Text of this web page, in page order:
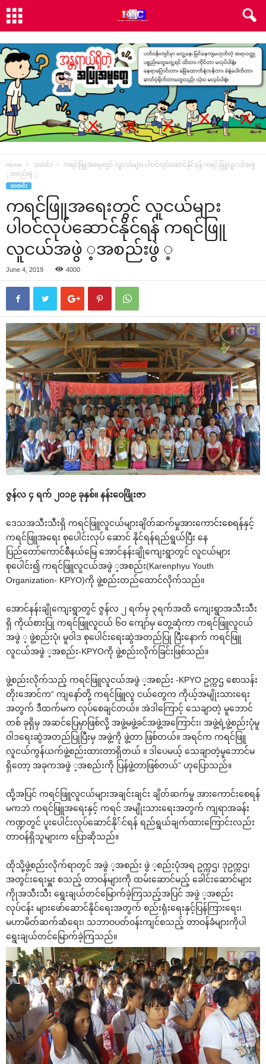
Home သတင်း
ကရင်ဖြူအ‌ရေးတွင် လူငယ်များ ပါဝင်လုပ်‌ဆောင်နိုင်ရန် ကရင်ဖြူလူငယ်အဖွဲ
့အစည်းဖွဲ ့
သတင်း
ကရင်ဖြူအ‌ရေးတွင် လူငယ်များ
ပါဝင်လုပ်‌ဆောင်နိုင်ရန် ကရင်ဖြူ
လူငယ်အဖွဲ ့အစည်းဖွဲ ့
June 4, 2019 4000
ဇွန်လ ၄ ရက် ၂၀၁၉ ခုနှစ်။ နန်း‌ဝေဖြိုးဇာ
‌ဒေသအသီးသီးရှိ ကရင်ဖြူလူငယ်များချိတ်ဆက်မှုအား‌ကောင်း‌စေရန်နှင့်
ကရင်ဖြူအ‌ရေး စု‌ပေါင်းလုပ် ‌ဆောင် နိုင်ရန်ရည်ရွယ်ပြီး ‌နေ
ပြည်‌တော်‌ကောင်စီနယ်‌မြေ ‌အောင်နန်းချို‌ကျေးရွာတွင် လူငယ်များ
စု‌ပေါင်း၍ ကရင်ဖြူလူငယ်အဖွဲ ့အစည်း(Karenphyu Youth
Organization- KPYO)ကို ဖွဲ့စည်းတည်‌ထောင်လိုက်သည်။
‌အောင်နန်းချို‌ကျေးရွာတွင် ဇွန်လ ၂ ရက်မှ ၃ရက်အထိ ‌ကျေးရွာအသီးသီး
ရှိ ကိုယ်စားပြု ကရင်ဖြူလူငယ် ၆ဝ ‌ကျော်မှ ‌တွေ့ဆုံကာ ကရင်ဖြူလူငယ်
အဖွဲ ့ ဖွဲ့စည်းပုံ၊ မူဝါဒ စု‌ပေါင်း‌ရေးဆွဲအတည်ပြု ပြီး‌နောက် ကရင်ဖြူ
လူငယ်အဖွဲ ့အစည်း-KPYOကို ဖွဲ့စည်းလိုက်ခြင်းဖြစ်သည်။
ဖွဲ့စည်းလိုက်သည့် ကရင်ဖြူလူငယ်အဖွဲ ့အစည်း -KPYO ဥက္ကဌ ‌စောသန်း
တိုး‌အောင်က“ ကျ‌နော်တို့ ကရင်ဖြူလူ ငယ်‌တွေက ကိုယ့်အမျိုးသား‌ရေး
အတွက် ဒီထက်မက လုပ်‌စေချင်တယ်။ အဲဒါ‌ကြောင့် ‌သေချာတဲ့ မူ‌ဘောင်
တစ် ခုရှိမှ အဆင်‌ပြေမှာဖြစ်လို့ အဖွဲ့မဖွဲ့ခင်အဖွဲ့အ‌ကြောင်း၊ အဖွဲ့ရဲ့ဖွဲ့စည်းပုံမူ
ဝါဒ‌ရေးဆွဲအတည်ပြုပြီးမှ အဖွဲ့ကို ဖွဲ့တာ ဖြစ်တယ်။ အရင်က ကရင်ဖြူ
လူငယ်ကွန်ယက်ဖွဲ့စည်းထားတာရှိတယ် ။ ဒါ‌ပေမယ့် ‌သေချာတဲ့မူ‌ဘောင်မ
ရှိ‌တော့ အခုကအဖွဲ ့အစည်းကို ပြန်ဖွဲ့တာဖြစ်တယ်” ဟု‌ပြောသည်။
ထို့အပြင် ကရင်ဖြူလူငယ်များအချင်းချင်း ချိတ်ဆက်မှု အား‌ကောင်း‌စေရန်
မကဘဲ ကရင်ဖြူအ‌ရေးနှင့် ကရင် အမျိုးသား‌ရေးအတွက် ကျရာအခန်း
ကဏ္ဍတွင် ပူး‌ပေါင်းလုပ်‌ဆောင်နို်င်ရန် ရည်ရွယ်ချက်ထား‌ကြောင်းလည်း
တာဝန်ရှိသူများက ‌ပြောဆိုသည်။
ထိုသို့ဖွဲ့စည်းလိုက်ရာတွင် အဖွဲ ့အစည်း ဖွဲ ့စည်းပုံအရ ဥက္ကဌ၊ ဒုဥက္ကဌ၊
အတွင်း‌ရေးမှူး စသည့် တာဝန်များကို ထမ်း‌ဆောင်မည့် ‌ခေါင်း‌ဆောင်များ
ကိုုအသီးသီး ‌ရွေးချယ်တင်‌မြောက်ခဲ့ကြသည့်အပြင် အဖွဲ ့အစည်း
လုပ်ငန်း များ‌ဖော်‌ဆောင်နိုင်‌ရေးအတွက် စည်းရုံး‌ရေးနှင့်ပြန်ကြား‌ရေး၊
မဟာမိတ်ဆက်ဆံ‌ရေး၊ သဘာဝပတ်ဝန်းကျင်စသည့် တာဝန်ခံများကိုပါ
‌ရွေးချယ်တင်‌မြောက်ခဲ့ကြသည်။